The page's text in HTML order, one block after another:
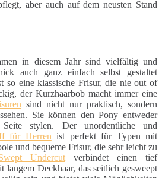
aber auch auf dem neusten Stand
in diesem Jahr sind vielfältig und
auch ganz einfach selbst gestaltet
so eine klassische Frisur, die nie out of
der Kurzhaarbob macht immer eine
sind nicht nur praktisch, sondern
Sie können den Pony entweder
stylen. Der unordentliche und
für Herren ist perfekt für Typen mit
und bequeme Frisur, die sehr leicht zu
Undercutverbindet einen tief
langem Deckhaar, das seitlich gesweept